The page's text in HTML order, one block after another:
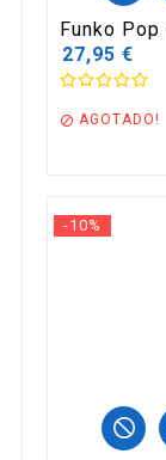
Funko Pop
27,95 €
 AGOTADO!
-10%